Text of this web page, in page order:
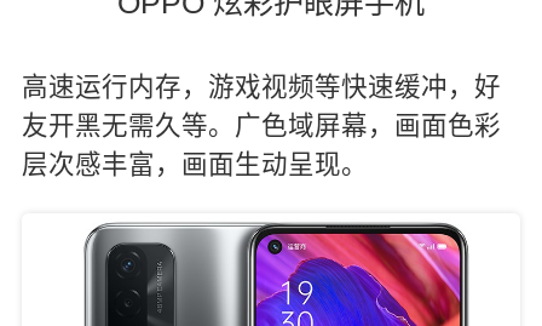
高速运行内存，游戏视频等快速缓冲，好
友开黑无需久等。广色域屏幕，画面色彩
层次感丰富，画面生动呈现。